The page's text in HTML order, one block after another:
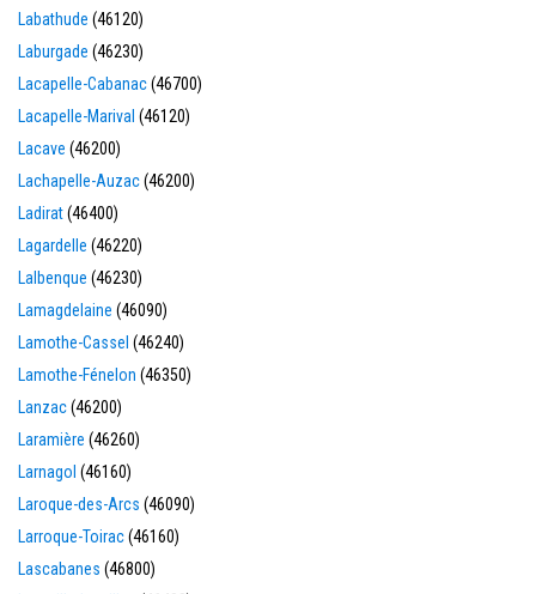
Labathude (46120)
Laburgade (46230)
Lacapelle-Cabanac(46700)
Lacapelle-Marival (46120)
Lacave (46200)
Lachapelle-Auzac(46200)
Ladirat(46400)
Lagardelle (46220)
Lalbenque (46230)
Lamagdelaine (46090)
Lamothe-Cassel (46240)
Lamothe-Fénelon (46350)
Lanzac(46200)
Laramière (46260)
Larnagol (46160)
Laroque-des-Arcs (46090)
Larroque-Toirac(46160)
Lascabanes (46800)